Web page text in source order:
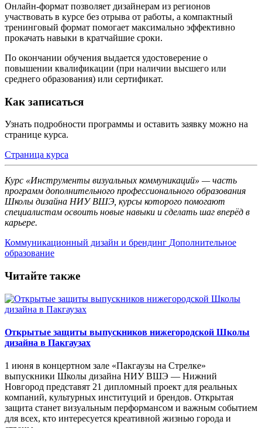
Онлайн-формат позволяет дизайнерам из регионов
участвовать в курсе без отрыва от работы, а компактный
тренинговый формат помогает максимально эффективно
прокачать навыки в кратчайшие сроки.
По окончании обучения выдается удостоверение о
повышении квалификации (при наличии высшего или
среднего образования) или сертификат.
Как записаться
Узнать подробности программы и оставить заявку можно на
странице курса.
Страница курса
Курс «Инструменты визуальных коммуникаций» — часть
программ дополнительного профессионального образования
Школы дизайна НИУ ВШЭ, курсы которого помогают
специалистам освоить новые навыки и сделать шаг вперёд в
карьере.
Коммуникационный дизайн и брендинг Дополнительное
образование
Читайте также
Открытые защиты выпускников нижегородской Школы
дизайна в Пакгаузах
1 июня в концертном зале «Пакгаузы на Стрелке»
выпускники Школы дизайна НИУ ВШЭ — Нижний
Новгород представят 21 дипломный проект для реальных
компаний, культурных институций и брендов. Открытая
защита станет визуальным перформансом и важным событием
для всех, кто интересуется креативной жизнью города и